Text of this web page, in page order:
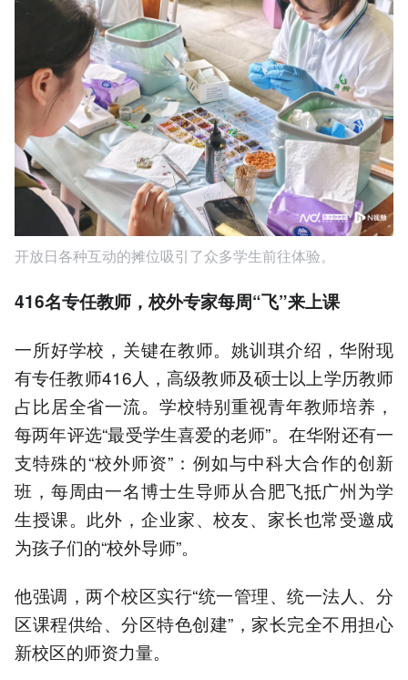
开放日各种互动的摊位吸引了众多学生前往体验。
416名专任教师，校外专家每周“飞”来上课
一所好学校，关键在教师。姚训琪介绍，华附现
有专任教师416人，高级教师及硕士以上学历教师
占比居全省一流。学校特别重视青年教师培养，
每两年评选“最受学生喜爱的老师”。在华附还有一
支特殊的“校外师资”：例如与中科大合作的创新
班，每周由一名博士生导师从合肥飞抵广州为学
生授课。此外，企业家、校友、家长也常受邀成
为孩子们的“校外导师”。
他强调，两个校区实行“统一管理、统一法人、分
区课程供给、分区特色创建”，家长完全不用担心
新校区的师资力量。